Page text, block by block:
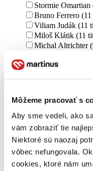
Môžeme pracovať s
Aby sme vedeli, ako
vám zobraziť tie
Niektoré sú naozaj
vôbec nefungovala.
cookies, ktoré nám
Stormie
Bruno Ferrero
Viliam Judák (11
Miloš Klátik (11
Michal Altrichter
Jorge Boronat (9
Josef Hlouch (8
Jacques Philippe
Štefánia Beňová
Kateřina
James Martin (7
Marián Sivoň (7
Hope Lyda (7
Angelo Scarano